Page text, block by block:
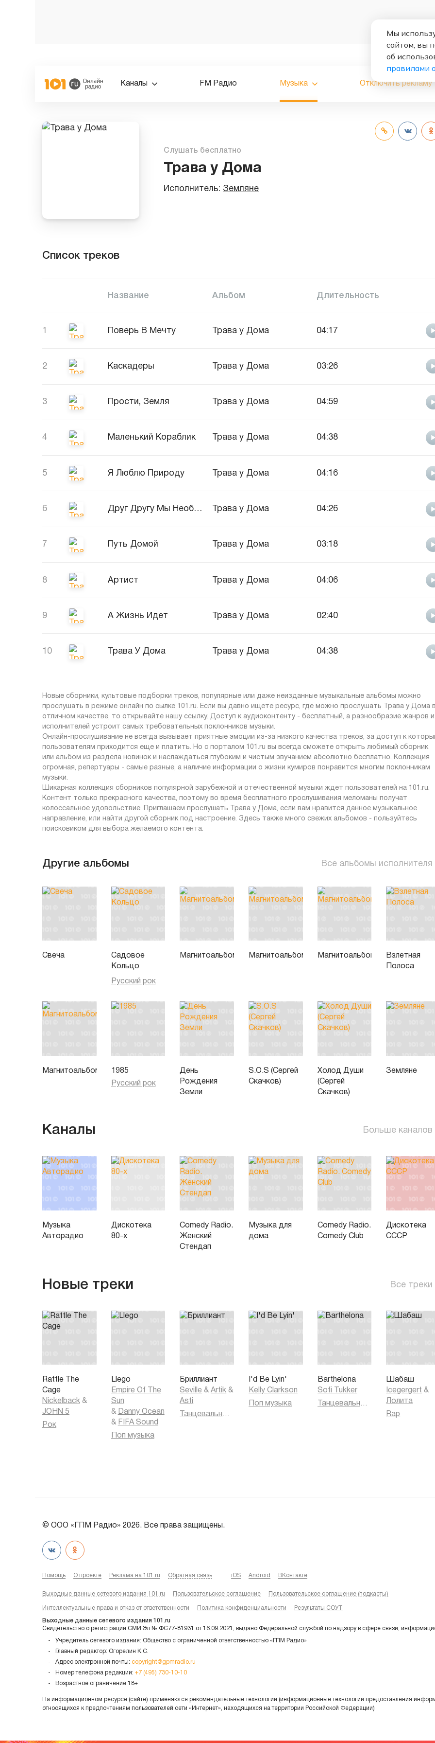
Каналы FM Радио Музыка Отключить рекламу
Слушать бесплатно
Трава у Дома
Исполнитель: Земляне
Список треков
Название Альбом Длительность
1 Поверь В Мечту Трава у Дома 04:17
2 Каскадеры Трава у Дома 03:26
3 Прости, Земля Трава у Дома 04:59
4 Маленький Кораблик Трава у Дома 04:38
5 Я Люблю Природу Трава у Дома 04:16
6 Друг Другу Мы Необходимы Трава у Дома 04:26
7 Путь Домой Трава у Дома 03:18
8 Артист Трава у Дома 04:06
9 А Жизнь Идет Трава у Дома 02:40
10 Трава У Дома Трава у Дома 04:38
Новые сборники, культовые подборки треков, популярные или даже неизданные музыкальные альбомы можно
прослушать в режиме онлайн по сылке 101.ru. Если вы давно ищете ресурс, где можно прослушать Трава у Дома
отличном качестве, то открывайте нашу ссылку. Доступ к аудиоконтенту - бесплатный, а разнообразие жанров и
исполнителей устроит самых требовательных поклонников музыки.
Онлайн-прослушивание не всегда вызывает приятные эмоции из-за низкого качества треков, за доступ к
пользователям приходится еще и платить. Но с порталом 101.ru вы всегда сможете открыть любимый сборник
или альбом из раздела новинок и наслаждаться глубоким и чистым звучанием абсолютно бесплатно. Коллекция
огромная, репертуары - самые разные, а наличие информации о жизни кумиров понравится многим поклонникам
музыки.
Шикарная коллекция сборников популярной зарубежной и отечественной музыки ждет пользователей на 101.ru.
Контент только прекрасного качества, поэтому во время бесплатного прослушивания меломаны получат
колоссальное удовольствие. Приглашаем прослушать Трава у Дома, если вам нравится данное музыкальное
направление, или найти другой сборник под настроение. Здесь также много свежих альбомов - пользуйтесь
поисковиком для выбора желаемого контента.
Другие альбомы Все альбомы исполнителя
Свеча
Садовое
Кольцо
Русский рок
Магнитоальбом Магнитоальбом Магнитоальбом
Взлетная
Полоса
Магнитоальбом
1985
Русский рок
День
Рождения
Земли
S.O.S (Сергей
Скачков)
Холод Души
(Сергей
Скачков)
Земляне
Каналы Больше каналов
Музыка
Авторадио
Дискотека
80-х
Comedy Radio.
Женский
Стендап
Музыка для
дома
Comedy Radio.
Comedy Club
Дискотека
СССР
Новые треки Все треки
Rattle The
Cage
Nickelback &
JOHN 5
Рок
Llego
Empire Of The
Sun
& Danny Ocean
& FIFA Sound
Поп музыка
Бриллиант
Seville &Artik &
Asti
I'd Be Lyin'
Kelly Clarkson
Поп музыка
Barthelona
Sofi Tukker
Шабаш
Icegergert &
Лолита
Rap
© ООО «ГПМ Радио» 2026. Все права защищены.
Помощь О проекте Реклама на 101.ru Обратная связь iOS Android ВКонтакте
Выходные данные сетевого издания 101.ru Пользовательское соглашение Пользовательское соглашение (подкасты)
Интеллектуальные права и отказ от ответственности Политика конфиденциальности Результаты СОУТ
Выходные данные сетевого издания 101.ru
Свидетельство о регистрации СМИ Эл № ФС77-81931 от 16.09.2021, выдано Федеральной службой по надзору в сфере связи,
Учредитель сетевого издания: Общество с ограниченной ответственностью «ГПМ Радио»
Главный редактор: Огорелин К.С.
Адрес электронной почты: copyright@gpmradio.ru
Номер телефона редакции: +7 (495) 730-10-10
Возрастное ограничение 18+
На информационном ресурсе (сайте) применяются рекомендательные технологии (информационные технологии предоставления
относящихся к предпочтениям пользователей сети «Интернет», находящихся на территории Российской Федерации)
Мы
сайтом, вы
об
правилами